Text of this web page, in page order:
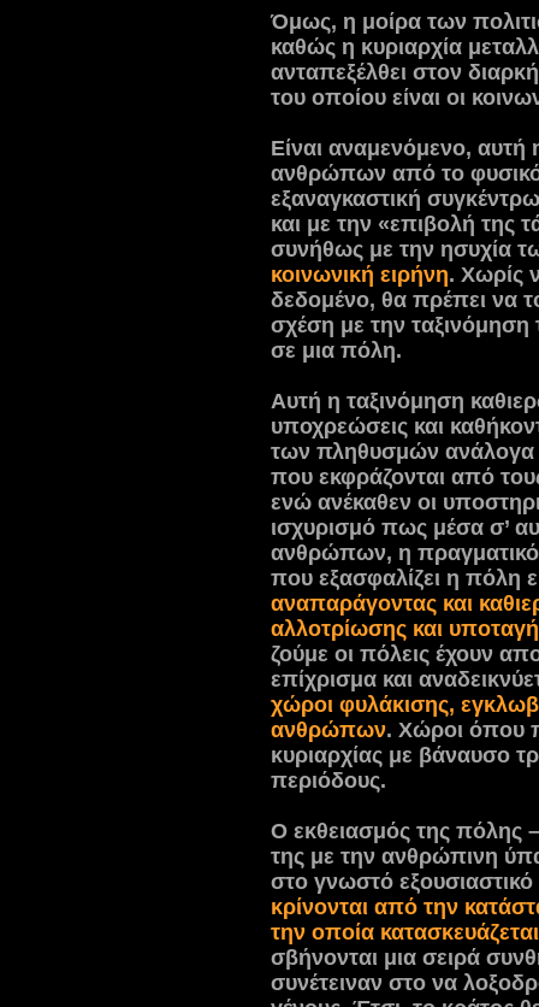
Όμως, η μοίρα των
καθώς η κυριαρχία
ανταπεξέλθει στον
του οποίου είναι οι
Είναι αναμενόμενο,
ανθρώπων από το φυσικό
εξαναγκαστική
και με την «επιβολή της
συνήθως με την ησυχία
κοινωνική ειρήνη. Χωρίς
δεδομένο, θα πρέπει να
σχέση με την
σε μια πόλη.
Αυτή η ταξινόμηση
υποχρεώσεις και
των πληθυσμών ανάλογα
που εκφράζονται από
ενώ ανέκαθεν οι
ισχυρισμό πως μέσα σ’
ανθρώπων, η
που εξασφαλίζει η πόλη
αναπαράγοντας και
αλλοτρίωσης και
ζούμε οι πόλεις έχουν
επίχρισμα και
χώροι φυλάκισης,
ανθρώπων. Χώροι όπου
κυριαρχίας με βάναυσο
περιόδους.
Ο εκθειασμός της πόλης
της με την ανθρώπινη
στο γνωστό
κρίνονται από την
την οποία
σβήνονται μια σειρά
συνέτειναν στο να